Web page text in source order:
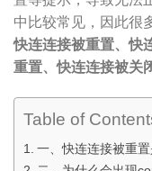
中比较常见，因此很
快连连接被重置、快
重置、快连连接被
Table of
一、快连连接被重